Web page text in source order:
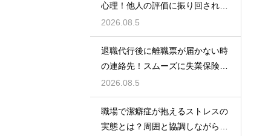
心理！他人の評価に振り回されな
いための術
2026.08.5
退職代行後に離職票が届かない時
の連絡先！スムーズに失業保険を
もらう術
2026.08.5
職場で潔癖症が抱えるストレスの
実態とは？周囲と協調しながら快